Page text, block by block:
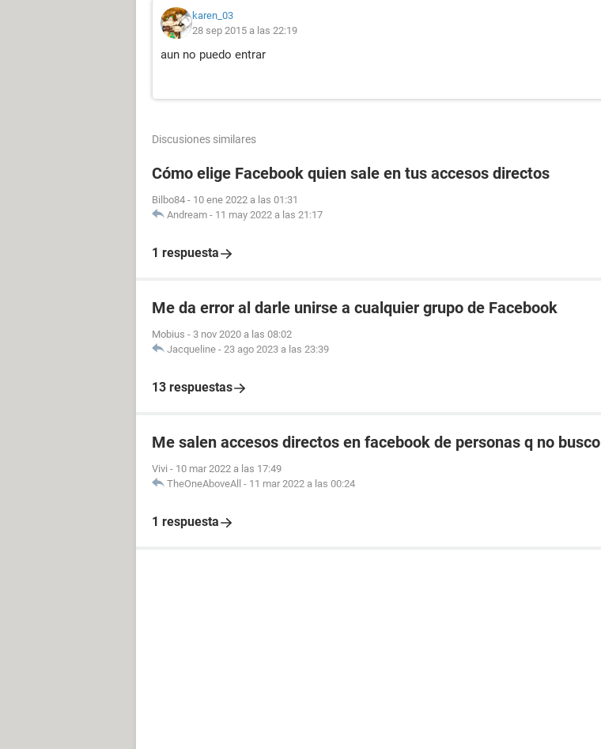
karen_03
28 sep 2015 a las 22:19
aun no puedo entrar
Discusiones similares
Cómo elige Facebook quien sale en tus accesos directos
Bilbo84 - 10 ene 2022 a las 01:31
Andream - 11 may 2022 a las 21:17
1 respuesta
Me da error al darle unirse a cualquier grupo de Facebook
Mobius - 3 nov 2020 a las 08:02
Jacqueline - 23 ago 2023 a las 23:39
13 respuestas
Me salen accesos directos en facebook de personas q no busco
Vivi - 10 mar 2022 a las 17:49
TheOneAboveAll - 11 mar 2022 a las 00:24
1 respuesta